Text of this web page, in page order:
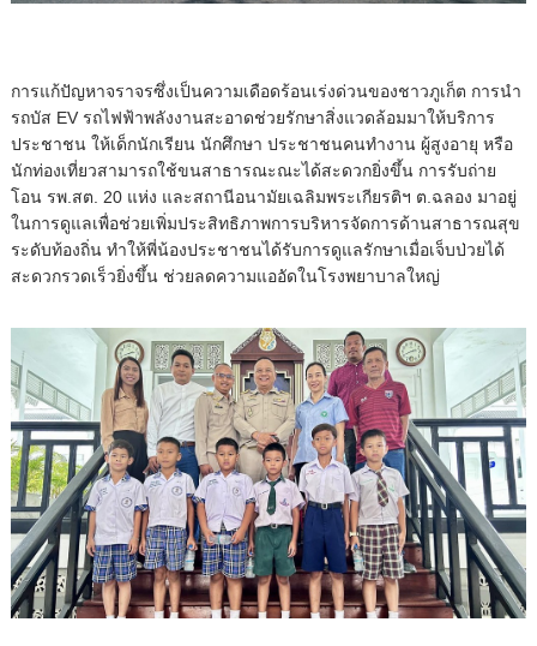
การแก้ปัญหาจราจรซึ่งเป็นความเดือดร้อนเร่งด่วนของชาวภูเก็ต การนำ
รถบัส EV รถไฟฟ้าพลังงานสะอาดช่วยรักษาสิ่งแวดล้อมมาให้บริการ
ประชาชน ให้เด็กนักเรียน นักศึกษา ประชาชนคนทำงาน ผู้สูงอายุ หรือ
นักท่องเที่ยวสามารถใช้ขนสาธารณะณะได้สะดวกยิ่งขึ้น การรับถ่าย
โอน รพ.สต. 20 แห่ง และสถานีอนามัยเฉลิมพระเกียรติฯ ต.ฉลอง มาอยู่
ในการดูแลเพื่อช่วยเพิ่มประสิทธิภาพการบริหารจัดการด้านสาธารณสุข
ระดับท้องถิ่น ทำให้พี่น้องประชาชนได้รับการดูแลรักษาเมื่อเจ็บป่วยได้
สะดวกรวดเร็วยิ่งขึ้น ช่วยลดความแออัดในโรงพยาบาลใหญ่